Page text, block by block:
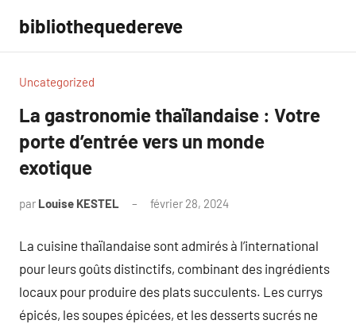
contenu
bibliothequedereve
Uncategorized
La gastronomie thaïlandaise : Votre
porte d’entrée vers un monde
exotique
par Louise KESTEL février 28, 2024
La cuisine thaïlandaise sont admirés à l’international
pour leurs goûts distinctifs, combinant des ingrédients
locaux pour produire des plats succulents. Les currys
épicés, les soupes épicées, et les desserts sucrés ne